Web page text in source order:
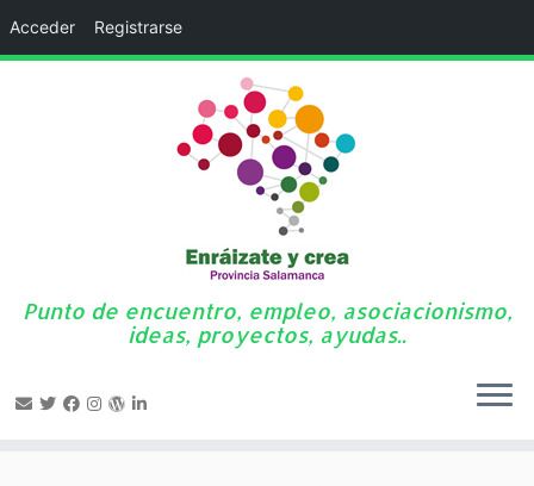
Punto de encuentro, empleo, asociacionismo,
ideas, proyectos, ayudas..
Acceder Registrarse